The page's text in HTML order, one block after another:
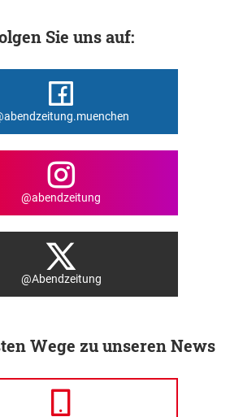
Sie uns auf:
@abendzeitung
@Abendzeitung
Wege zu unseren News